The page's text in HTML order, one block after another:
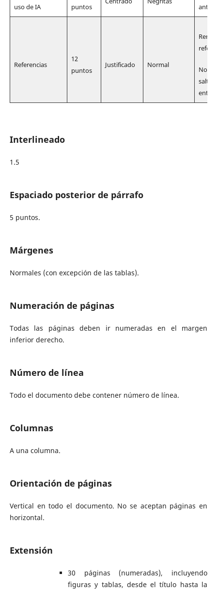
uso de IA puntos antes
Referencias
12
puntos
Justificado Normal
No
entre
Interlineado
1.5
Espaciado posterior de párrafo
5 puntos.
Márgenes
Normales (con excepción de las tablas).
Numeración de páginas
Todas las páginas deben ir numeradas en el margen
inferior derecho.
Número de línea
Todo el documento debe contener número de línea.
Columnas
A una columna.
Orientación de páginas
Vertical en todo el documento. No se aceptan páginas en
horizontal.
Extensión
30 páginas (numeradas), incluyendo
figuras y tablas, desde el título hasta la